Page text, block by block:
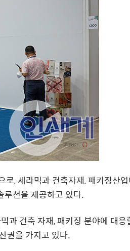
, 세라믹과 건축자재, 패키징산
루션을 제공하고 있다.
과 건축 자재, 패키징 분야에 대응
권을 가지고 있다.